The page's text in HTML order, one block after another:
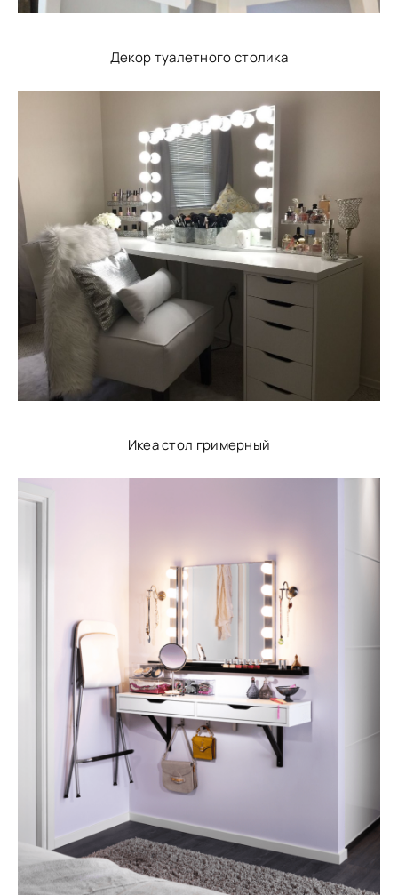
Декор туалетного столика
Икеа стол гримерный